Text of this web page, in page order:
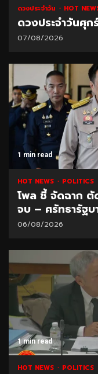
ดวงประจำวัน HOT
ดวงประจำวันศุ
07/08/2026
1 min read
HOT NEWS POLITICS
โพล ชี้ จัดฉาก
จบ – ศรัทธารัฐบ
06/08/2026
1 min read
HOT NEWS POLITICS